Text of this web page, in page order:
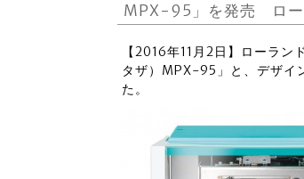
MPX-95」を発売 ロー
【2016年11月2日】ローラ
タザ）MPX-95」と、デザイ
た。